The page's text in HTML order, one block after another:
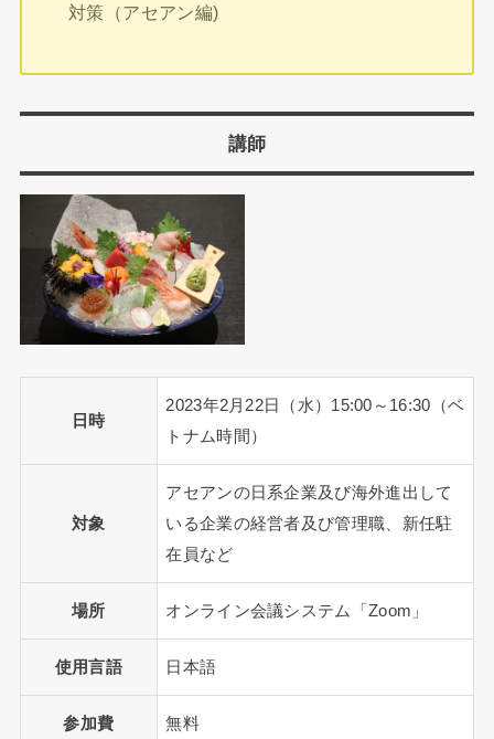
対策（アセアン編)
講師
日時
2023年2月22日（水）15:00～16:30（ベ
トナム時間）
対象
アセアンの日系企業及び海外進出して
いる企業の経営者及び管理職、新任駐
在員など
場所 オンライン会議システム「Zoom」
使用言語 日本語
参加費 無料